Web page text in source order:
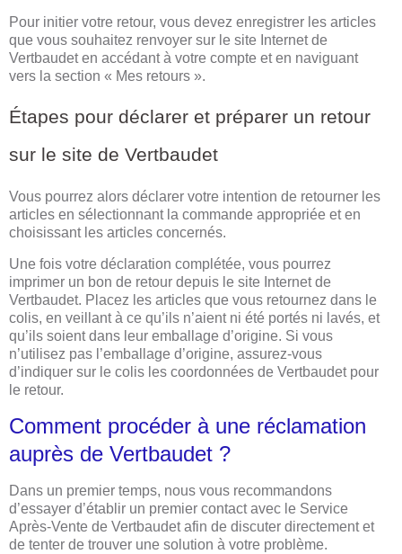
Pour initier votre retour, vous devez enregistrer les articles
que vous souhaitez renvoyer sur le site Internet de
Vertbaudet en accédant à votre compte et en naviguant
vers la section « Mes retours ».
Étapes pour déclarer et préparer un retour
sur le site de Vertbaudet
Vous pourrez alors déclarer votre intention de retourner les
articles en sélectionnant la commande appropriée et en
choisissant les articles concernés.
Une fois votre déclaration complétée, vous pourrez
imprimer un bon de retour depuis le site Internet de
Vertbaudet. Placez les articles que vous retournez dans le
colis, en veillant à ce qu’ils n’aient ni été portés ni lavés, et
qu’ils soient dans leur emballage d’origine. Si vous
n’utilisez pas l’emballage d’origine, assurez-vous
d’indiquer sur le colis les coordonnées de Vertbaudet pour
le retour.
Comment procéder à une réclamation
auprès de Vertbaudet ?
Dans un premier temps, nous vous recommandons
d’essayer d’établir un premier contact avec le Service
Après-Vente de Vertbaudet afin de discuter directement et
de tenter de trouver une solution à votre problème.